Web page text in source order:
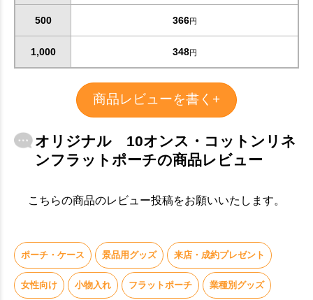
お買い物を続ける カートへ進む
500 366円
1,000 348円
商品レビューを書く+
オリジナル 10オンス・コットンリネ
ンフラットポーチの商品レビュー
こちらの商品のレビュー投稿をお願いいたします。
ポーチ・ケース 景品用グッズ 来店・成約プレゼント
女性向け 小物入れ フラットポーチ 業種別グッズ